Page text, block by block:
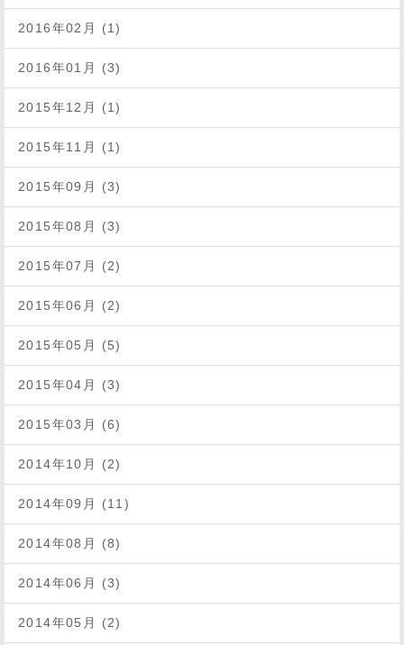
2016年02月 (1)
2016年01月 (3)
2015年12月 (1)
2015年11月 (1)
2015年09月 (3)
2015年08月 (3)
2015年07月 (2)
2015年06月 (2)
2015年05月 (5)
2015年04月 (3)
2015年03月 (6)
2014年10月 (2)
2014年09月 (11)
2014年08月 (8)
2014年06月 (3)
2014年05月 (2)